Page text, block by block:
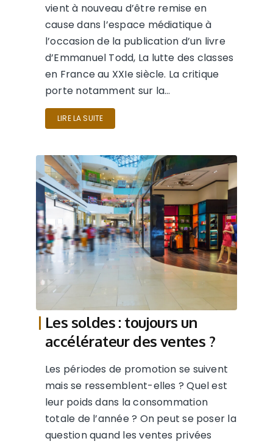
vient à nouveau d’être remise en
cause dans l’espace médiatique à
l’occasion de la publication d’un livre
d’Emmanuel Todd, La lutte des classes
en France au XXIe siècle. La critique
porte notamment sur la…
LIRE LA SUITE
Les soldes : toujours un
accélérateur des ventes ?
Les périodes de promotion se suivent
mais se ressemblent-elles ? Quel est
leur poids dans la consommation
totale de l’année ? On peut se poser la
question quand les ventes privées